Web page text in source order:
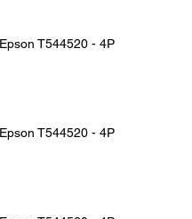
T544520 - 4P
T544520 - 4P